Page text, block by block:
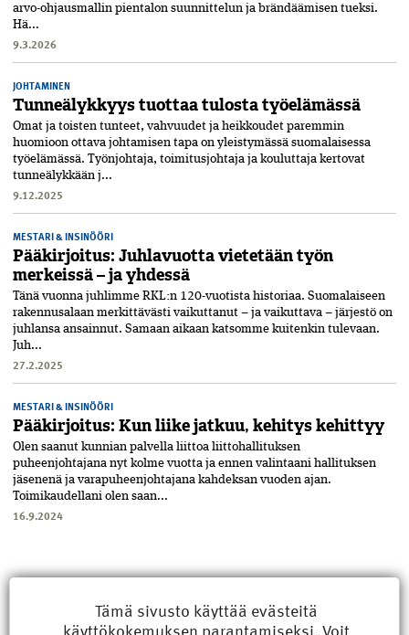
arvo-ohjausmallin pientalon suunnittelun ja brändäämisen tueksi.
Hä...
9.3.2026
JOHTAMINEN
Tunneälykkyys tuottaa tulosta työelämässä
Omat ja toisten tunteet, vahvuudet ja heikkoudet paremmin
huomioon ottava johtamisen tapa on yleistymässä suomalaisessa
työelämässä. Työnjohtaja, toimitusjohtaja ja kouluttaja kertovat
tunneälykkään j...
9.12.2025
MESTARI & INSINÖÖRI
Pääkirjoitus: Juhlavuotta vietetään työn
merkeissä – ja yhdessä
Tänä vuonna juhlimme RKL:n 120-vuotista historiaa. Suomalaiseen
rakennusalaan merkittävästi vaikuttanut – ja vaikuttava – järjestö on
juhlansa ansainnut. Samaan aikaan katsomme kuitenkin tulevaan.
Juh...
27.2.2025
MESTARI & INSINÖÖRI
Pääkirjoitus: Kun liike jatkuu, kehitys kehittyy
Olen saanut kunnian palvella liittoa liittohallituksen
puheenjohtajana nyt kolme vuotta ja ennen valintaani hallituksen
jäsenenä ja varapuheenjohtajana kahdeksan vuoden ajan.
Toimikaudellani olen saan...
16.9.2024
Tämä sivusto käyttää evästeitä
käyttökokemuksen parantamiseksi. Voit